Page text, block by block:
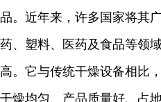
品。近年来，许多国家将其
药、塑料、医药及食品等领
高。它与传统干燥设备相比
干燥均匀、产品质量好、占